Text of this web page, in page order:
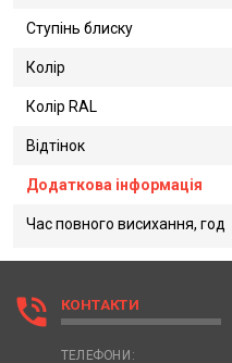
Ступінь блиску
Колір
Колір RAL
Відтінок
Додаткова інформація
Час повного висихання, год
phone_in_talk КОНТАКТИ
ТЕЛЕФОНИ: